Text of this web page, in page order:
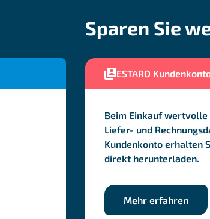
Sparen Sie
ESTARO
Beim Einkauf wertvolle
Liefer- und
Kundenkonto erhalten
direkt herunterladen.
Mehr erfahren